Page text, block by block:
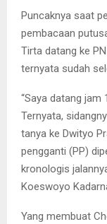
Puncaknya saat
pembacaan
Tirta datang ke
ternyata sudah
“Saya datang jam
Ternyata,
tanya ke Dwityo
pengganti (PP)
kronologis
Koeswoyo
Yang membuat